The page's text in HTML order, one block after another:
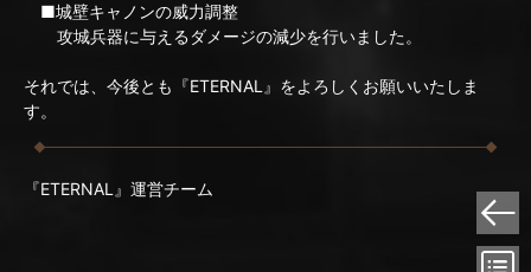
■城壁キャノンの威力調整
攻城兵器に与えるダメージの減少を行いました。
それでは、今後とも『ETERNAL』をよろしくお願いいたしま
す。
『ETERNAL』運営チーム